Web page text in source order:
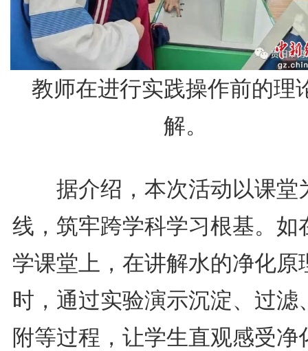
教师在进行实践操作前的理
解。
据介绍，本次活动以课堂
线，筑牢跨学科学习根基。如
学课堂上，在讲解水的净化原
时，通过实验演示沉淀、过滤
附等过程，让学生直观感受净